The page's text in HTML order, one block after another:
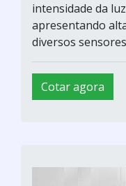
intensidade da
apresentando
diversos
Cotar agora